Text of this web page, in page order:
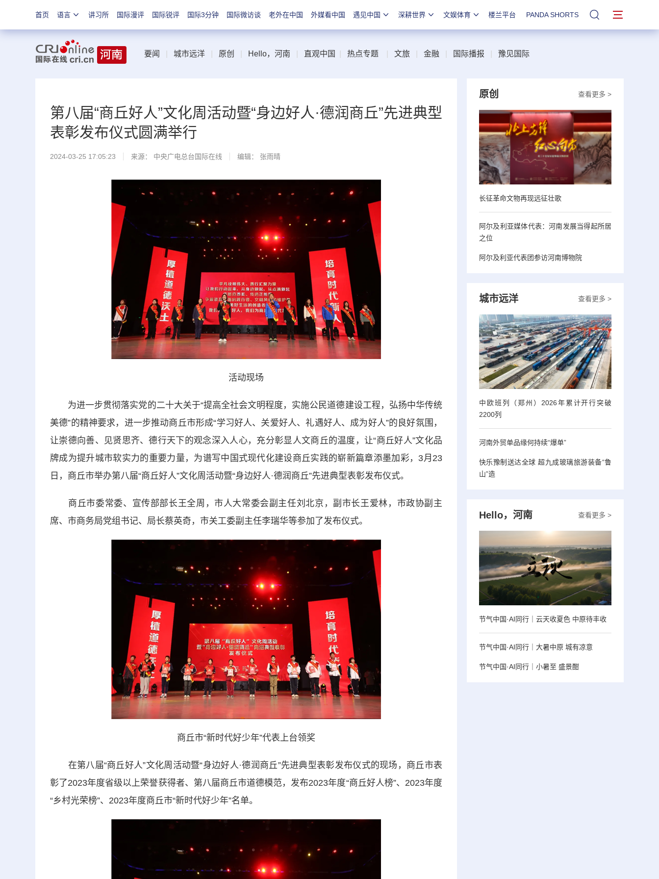
首页 语言 讲习所 国际漫评 国际锐评 国际3分钟 国际微访谈 老外在中国 外媒看中国 遇见中国 深耕世界 文娱体育 楼兰平台 PANDA SHORTS 站内搜索
要闻 城市远洋 原创 Hello，河南 直观中国 热点专题 文旅 金融 国际播报 豫见国际
第八届“商丘好人”文化周活动暨“身边好人·德润商丘”先进典型
表彰发布仪式圆满举行
2024-03-25 17:05:23 来源： 中央广电总台国际在线 编辑： 张雨晴
活动现场
为进一步贯彻落实党的二十大关于“提高全社会文明程度，实施公民道德建设工程，弘扬中华传统
美德”的精神要求，进一步推动商丘市形成“学习好人、关爱好人、礼遇好人、成为好人”的良好氛围，
让崇德向善、见贤思齐、德行天下的观念深入人心，充分彰显人文商丘的温度，让“商丘好人”文化品
牌成为提升城市软实力的重要力量，为谱写中国式现代化建设商丘实践的崭新篇章添墨加彩，3月23
日，商丘市举办第八届“商丘好人”文化周活动暨“身边好人·德润商丘”先进典型表彰发布仪式。
商丘市委常委、宣传部部长王全周，市人大常委会副主任刘北京，副市长王爱林，市政协副主
席、市商务局党组书记、局长蔡英奇，市关工委副主任李瑞华等参加了发布仪式。
商丘市“新时代好少年”代表上台领奖
在第八届“商丘好人”文化周活动暨“身边好人·德润商丘”先进典型表彰发布仪式的现场，商丘市表
彰了2023年度省级以上荣誉获得者、第八届商丘市道德模范，发布2023年度“商丘好人榜”、2023年度
“乡村光荣榜”、2023年度商丘市“新时代好少年”名单。
查看更多 >
原创
长征革命文物再现远征壮歌
阿尔及利亚媒体代表：河南发展当得起所居
之位
阿尔及利亚代表团参访河南博物院
查看更多 >
城市远洋
中欧班列（郑州）2026年累计开行突破
2200列
河南外贸单品缘何持续“爆单”
快乐豫制送达全球 超九成玻璃旅游装备“鲁
山”造
查看更多 >
Hello，河南
节气中国·AI同行｜云天收夏色 中原待丰收
节气中国·AI同行｜大暑中原 城有凉意
节气中国·AI同行｜小暑至 盛景酣